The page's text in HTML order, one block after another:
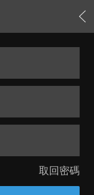
取回密碼